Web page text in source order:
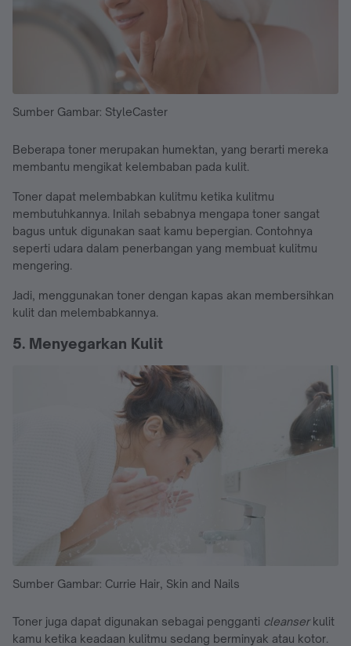
Sumber Gambar: StyleCaster
Beberapa toner merupakan humektan, yang berarti mereka
membantu mengikat kelembaban pada kulit.
Toner dapat melembabkan kulitmu ketika kulitmu
membutuhkannya. Inilah sebabnya mengapa toner sangat
bagus untuk digunakan saat kamu bepergian. Contohnya
seperti udara dalam penerbangan yang membuat kulitmu
mengering.
Jadi, menggunakan toner dengan kapas akan membersihkan
kulit dan melembabkannya.
5. Menyegarkan Kulit
Sumber Gambar: Currie Hair, Skin and Nails
Toner juga dapat digunakan sebagai pengganti cleanserkulit
kamu ketika keadaan kulitmu sedang berminyak atau kotor.